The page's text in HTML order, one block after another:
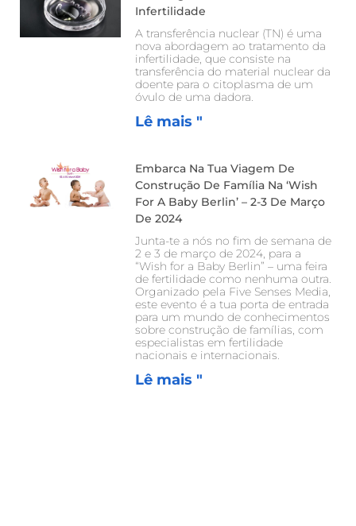
Infertilidade
A transferência nuclear (TN) é uma
nova abordagem ao tratamento da
infertilidade, que consiste na
transferência do material nuclear da
doente para o citoplasma de um
óvulo de uma dadora.
Lê mais "
Embarca Na Tua Viagem De
Construção De Família Na ‘Wish
For A Baby Berlin’ – 2-3 De Março
De 2024
Junta-te a nós no fim de semana de
2 e 3 de março de 2024, para a
“Wish for a Baby Berlin” – uma feira
de fertilidade como nenhuma outra.
Organizado pela Five Senses Media,
este evento é a tua porta de entrada
para um mundo de conhecimentos
sobre construção de famílias, com
especialistas em fertilidade
nacionais e internacionais.
Lê mais "